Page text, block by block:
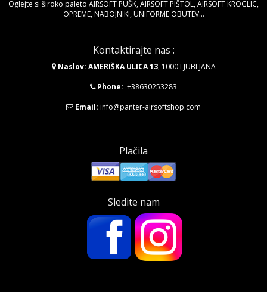
Oglejte si široko paleto AIRSOFT PUŠK, AIRSOFT PIŠTOL, AIRSOFT KROGLIC,
OPREME, NABOJNIKI, UNIFORME OBUTEV...
Kontaktirajte nas :
Naslov: AMERIŠKA ULICA 13, 1000 LJUBLJANA
Phone: +38630253283
Email: info@panter-airsoftshop.com
Plačila
Sledite nam